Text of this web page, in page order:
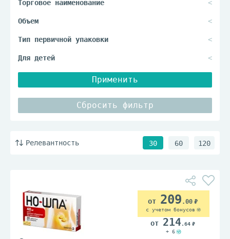
48 шт.
56 шт.
Применить
Сбросить фильтр
Релевантность 30 60 120
209 .00
с учетом бонусов
214.64
+ 6